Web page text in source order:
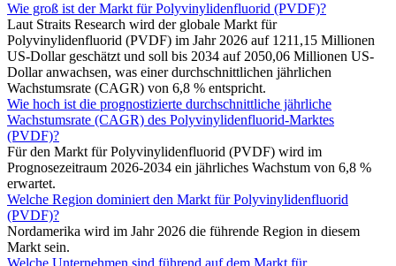
Wie groß ist der Markt für Polyvinylidenfluorid (PVDF)?
Laut Straits Research wird der globale Markt für
Polyvinylidenfluorid (PVDF) im Jahr 2026 auf 1211,15 Millionen
US-Dollar geschätzt und soll bis 2034 auf 2050,06 Millionen US-
Dollar anwachsen, was einer durchschnittlichen jährlichen
Wachstumsrate (CAGR) von 6,8 % entspricht.
Wie hoch ist die prognostizierte durchschnittliche jährliche
Wachstumsrate (CAGR) des Polyvinylidenfluorid-Marktes
(PVDF)?
Für den Markt für Polyvinylidenfluorid (PVDF) wird im
Prognosezeitraum 2026-2034 ein jährliches Wachstum von 6,8 %
erwartet.
Welche Region dominiert den Markt für Polyvinylidenfluorid
(PVDF)?
Nordamerika wird im Jahr 2026 die führende Region in diesem
Markt sein.